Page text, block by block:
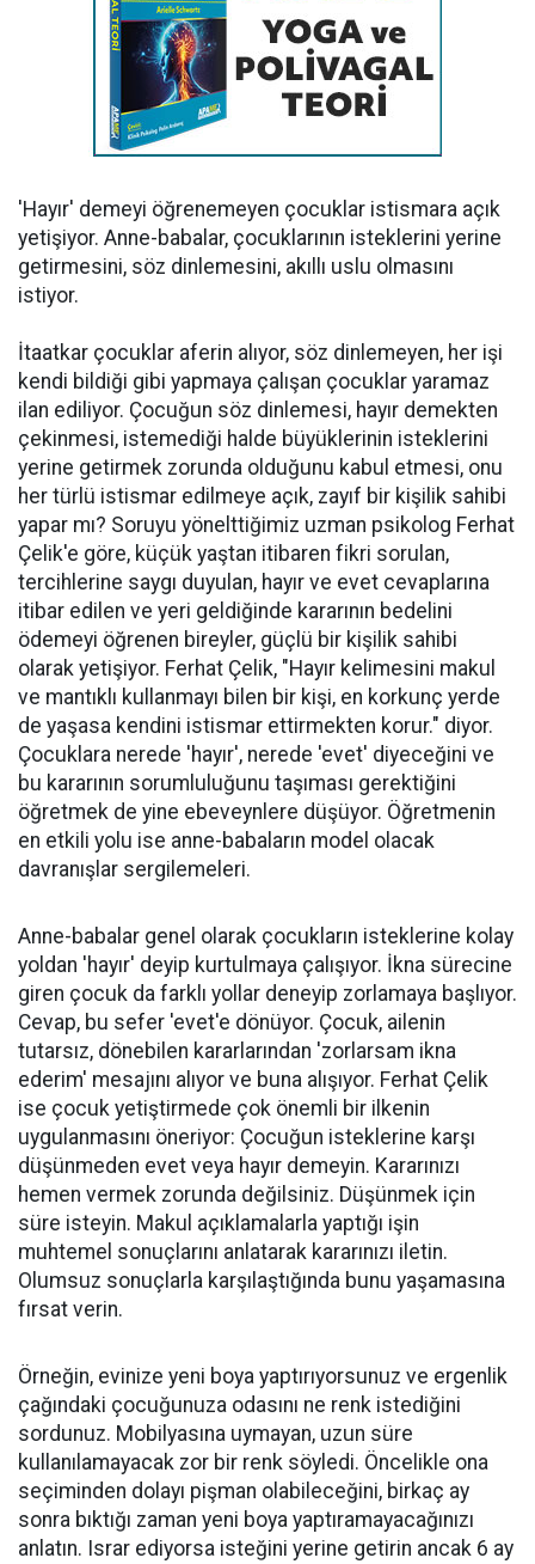
'Hayır' demeyi öğrenemeyen çocuklar istismara açık
yetişiyor. Anne-babalar, çocuklarının isteklerini yerine
getirmesini, söz dinlemesini, akıllı uslu olmasını
istiyor.
İtaatkar çocuklar aferin alıyor, söz dinlemeyen, her işi
kendi bildiği gibi yapmaya çalışan çocuklar yaramaz
ilan ediliyor. Çocuğun söz dinlemesi, hayır demekten
çekinmesi, istemediği halde büyüklerinin isteklerini
yerine getirmek zorunda olduğunu kabul etmesi, onu
her türlü istismar edilmeye açık, zayıf bir kişilik sahibi
yapar mı? Soruyu yönelttiğimiz uzman psikolog Ferhat
Çelik'e göre, küçük yaştan itibaren fikri sorulan,
tercihlerine saygı duyulan, hayır ve evet cevaplarına
itibar edilen ve yeri geldiğinde kararının bedelini
ödemeyi öğrenen bireyler, güçlü bir kişilik sahibi
olarak yetişiyor. Ferhat Çelik, "Hayır kelimesini makul
ve mantıklı kullanmayı bilen bir kişi, en korkunç yerde
de yaşasa kendini istismar ettirmekten korur." diyor.
Çocuklara nerede 'hayır', nerede 'evet' diyeceğini ve
bu kararının sorumluluğunu taşıması gerektiğini
öğretmek de yine ebeveynlere düşüyor. Öğretmenin
en etkili yolu ise anne-babaların model olacak
davranışlar sergilemeleri.
Anne-babalar genel olarak çocukların isteklerine kolay
yoldan 'hayır' deyip kurtulmaya çalışıyor. İkna sürecine
giren çocuk da farklı yollar deneyip zorlamaya başlıyor.
Cevap, bu sefer 'evet'e dönüyor. Çocuk, ailenin
tutarsız, dönebilen kararlarından 'zorlarsam ikna
ederim' mesajını alıyor ve buna alışıyor. Ferhat Çelik
ise çocuk yetiştirmede çok önemli bir ilkenin
uygulanmasını öneriyor: Çocuğun isteklerine karşı
düşünmeden evet veya hayır demeyin. Kararınızı
hemen vermek zorunda değilsiniz. Düşünmek için
süre isteyin. Makul açıklamalarla yaptığı işin
muhtemel sonuçlarını anlatarak kararınızı iletin.
Olumsuz sonuçlarla karşılaştığında bunu yaşamasına
fırsat verin.
Örneğin, evinize yeni boya yaptırıyorsunuz ve ergenlik
çağındaki çocuğunuza odasını ne renk istediğini
sordunuz. Mobilyasına uymayan, uzun süre
kullanılamayacak zor bir renk söyledi. Öncelikle ona
seçiminden dolayı pişman olabileceğini, birkaç ay
sonra bıktığı zaman yeni boya yaptıramayacağınızı
anlatın. Israr ediyorsa isteğini yerine getirin ancak 6 ay